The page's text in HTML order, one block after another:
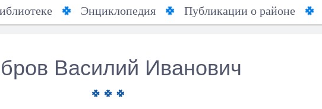
Энциклопедия Публикации о районе
Василий Иванович